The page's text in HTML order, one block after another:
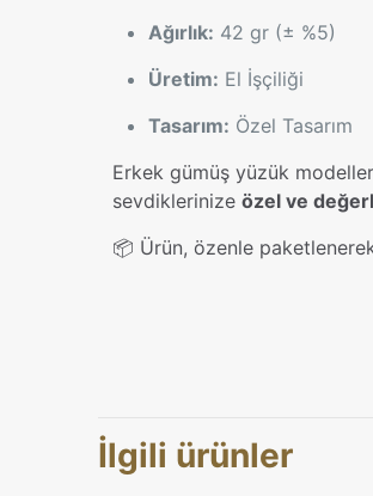
Ağırlık: 42 gr (± %5)
Üretim: El İşçiliği
Tasarım: Özel Tasarım
Erkek gümüş yüzük
sevdiklerinize özel ve
📦 Ürün, özenle
İlgili ürünler